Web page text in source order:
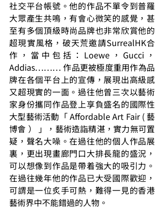
社交平台帳號。他的作品不單令到普羅
大眾產生共鳴，有會心微笑的感覺，甚
至有多個頂級時尚品牌也非常欣賞他的
超現實風格，破天荒邀請SurrealHK合
作，當中包括：Loewe，Gucci，
Addias……… 作品更被極度重用作為品
牌在各個平台上的宣傳，展現出高級感
又超現實的一面。過往他曾三次以藝術
家身份攜同作品登上享負盛名的國際性
大型藝術活動「 Affordable Art Fair ( 藝
博會 ） 」，藝術造詣精湛，實力無可置
疑，聲名大噪。在過往他的個人作品展
裏，更出現畫廊門口大排長龍的盛況，
可以想像到作品是帶着強大的吸引力。
在過往幾年他的作品已大受國際歡迎，
可謂是一位炙手可熱，難得一見的香港
藝術界中不能錯過的人物。